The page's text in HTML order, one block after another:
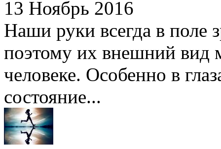
13 Ноябрь 2016
Наши руки всегда в
поэтому их внешний вид
человеке. Особенно в
состояние...